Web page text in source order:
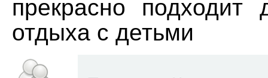
прекрасно подходит
отдыха с детьми